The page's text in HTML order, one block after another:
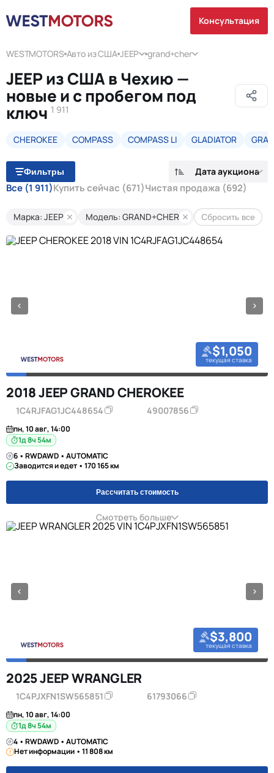
Консультация
WESTMOTORS Авто из США JEEP grand+cher
JEEP из США в Чехию —
новые и с пробегом под
ключ 1 911
CHEROKEE COMPASS COMPASS LI GLADIATOR
Фильтры Дата аукциона
Все (1 911)Купить сейчас (671)Чистая продажа (692)
Марка: JEEP Модель: GRAND+CHER Сбросить все
$1,050
текущая ставка
2018 JEEP GRAND CHEROKEE
1C4RJFAG1JC448654 49007856
пн, 10 авг, 14:00
1д 8ч 54м
6 • RWDAWD • AUTOMATIC
Заводится и едет • 170 165 км
Рассчитать стоимость
Смотреть больше
$3,800
текущая ставка
2025 JEEP WRANGLER
1C4PJXFN1SW565851 61793066
пн, 10 авг, 14:00
1д 8ч 54м
4 • RWDAWD • AUTOMATIC
Нет информации • 11 808 км